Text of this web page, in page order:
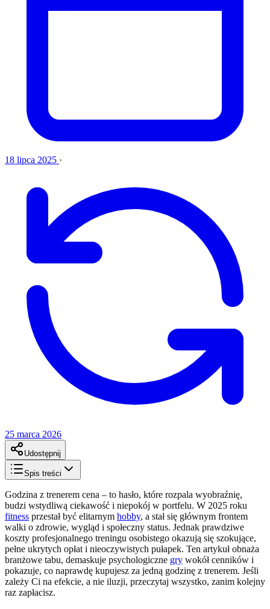
18 lipca 2025 ·
25 marca 2026
Udostępnij
Spis treści
Godzina z trenerem cena – to hasło, które rozpala wyobraźnię,
budzi wstydliwą ciekawość i niepokój w portfelu. W 2025 roku
fitness przestał być elitarnym hobby, a stał się głównym frontem
walki o zdrowie, wygląd i społeczny status. Jednak prawdziwe
koszty profesjonalnego treningu osobistego okazują się szokujące,
pełne ukrytych opłat i nieoczywistych pułapek. Ten artykuł obnaża
branżowe tabu, demaskuje psychologiczne gry wokół cenników i
pokazuje, co naprawdę kupujesz za jedną godzinę z trenerem. Jeśli
zależy Ci na efekcie, a nie iluzji, przeczytaj wszystko, zanim kolejny
raz zapłacisz.